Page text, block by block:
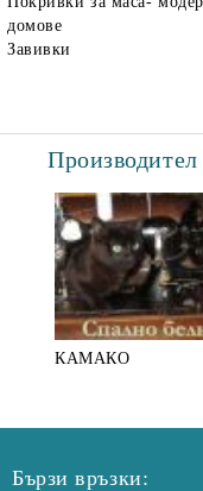
домове
Завивки
Производител
КАМАКО
Бързи връзки: